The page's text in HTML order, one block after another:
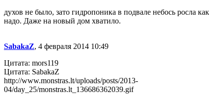
духов не было, зато гидропоника в подвале небось росла как
надо. Даже на новый дом хватило.
SabakaZ, 4 февраля 2014 10:49
Цитата: mors119
Цитата: SabakaZ
http://www.monstras.lt/uploads/posts/2013-
04/day_25/monstras.lt_136686362039.gif